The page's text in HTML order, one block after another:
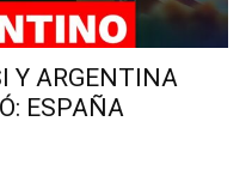
Y ARGENTINA
ESPAÑA